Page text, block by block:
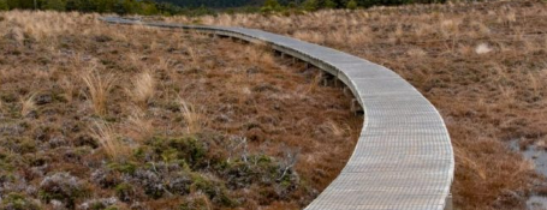
SCHLAGWÖRTER
Passions of